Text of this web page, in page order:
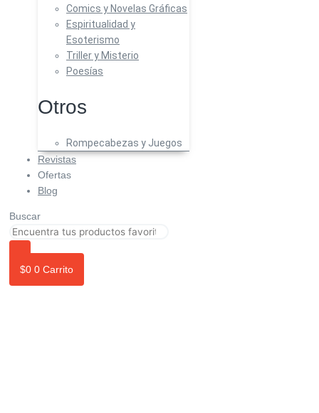
Comics y Novelas Gráficas
Espiritualidad y
Esoterismo
Triller y Misterio
Poesías
Otros
Rompecabezas y Juegos
Revistas
Ofertas
Blog
Buscar
$0 0 Carrito